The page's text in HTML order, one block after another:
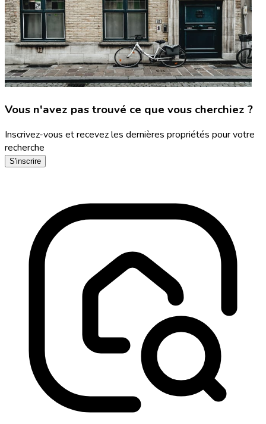
Vous n'avez pas trouvé ce que vous cherchiez ?
Inscrivez-vous et recevez les dernières propriétés pour votre
recherche
S'inscrire